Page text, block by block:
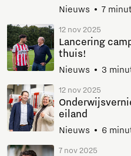
Nieuws 7
12 nov 2025
Lancering
thuis!
Nieuws 3
12 nov 2025
eiland
Nieuws 6
7 nov 2025